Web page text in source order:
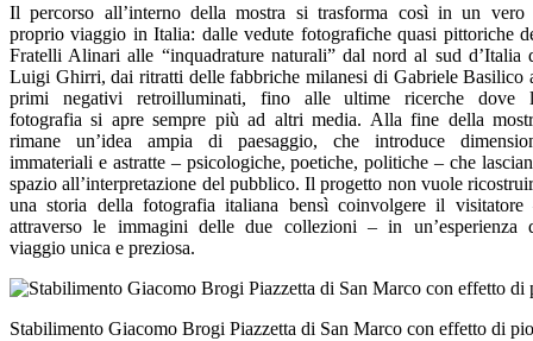
Il percorso all’interno della mostra si trasforma così in un vero
proprio viaggio in Italia: dalle vedute fotografiche quasi pittoriche
Fratelli Alinari alle “inquadrature naturali” dal nord al sud d’Italia
Luigi Ghirri, dai ritratti delle fabbriche milanesi di Gabriele Basilico
primi negativi retroilluminati, fino alle ultime ricerche dove
fotografia si apre sempre più ad altri media. Alla fine della
rimane un’idea ampia di paesaggio, che introduce
immateriali e astratte – psicologiche, poetiche, politiche – che
spazio all’interpretazione del pubblico. Il progetto non vuole
una storia della fotografia italiana bensì coinvolgere il visitatore
attraverso le immagini delle due collezioni – in un’esperienza
viaggio unica e preziosa.
Stabilimento Giacomo Brogi Piazzetta di San Marco con effetto di